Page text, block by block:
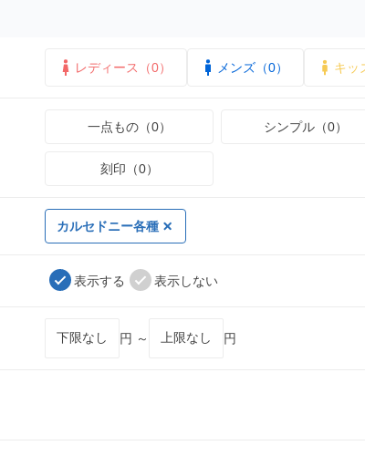
レディース（0） メンズ（0） キッ
一点もの（0） シンプル（0）
刻印（0）
カルセドニー各種
表示する 表示しない
円 ～ 円